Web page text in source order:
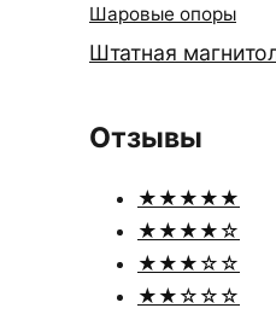
Шаровые опоры
Штатная
Отзывы
★★★★★
★★★★☆
★★★☆☆
★★☆☆☆